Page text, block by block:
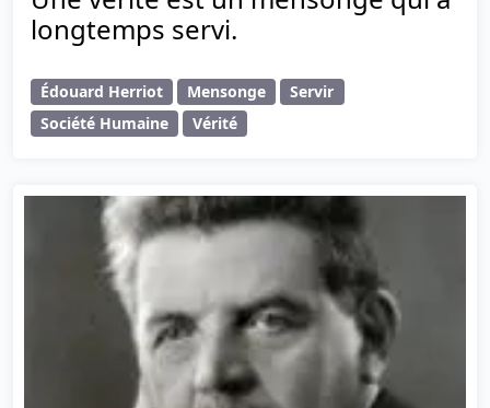
longtemps servi.
Édouard Herriot Mensonge
Servir
Société Humaine
Vérité